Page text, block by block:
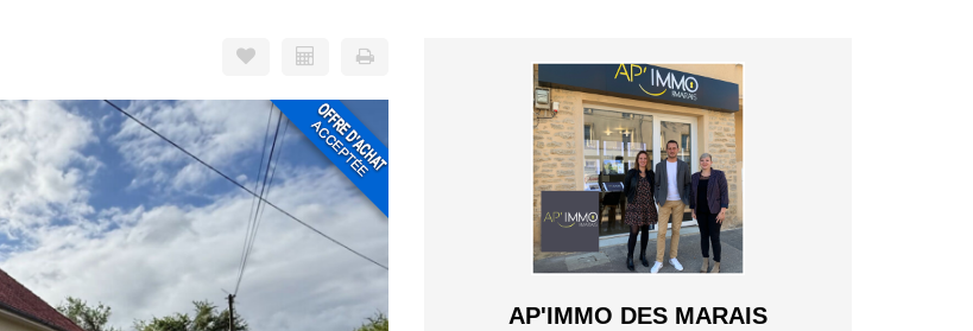
AP'IMMO DES MARAIS